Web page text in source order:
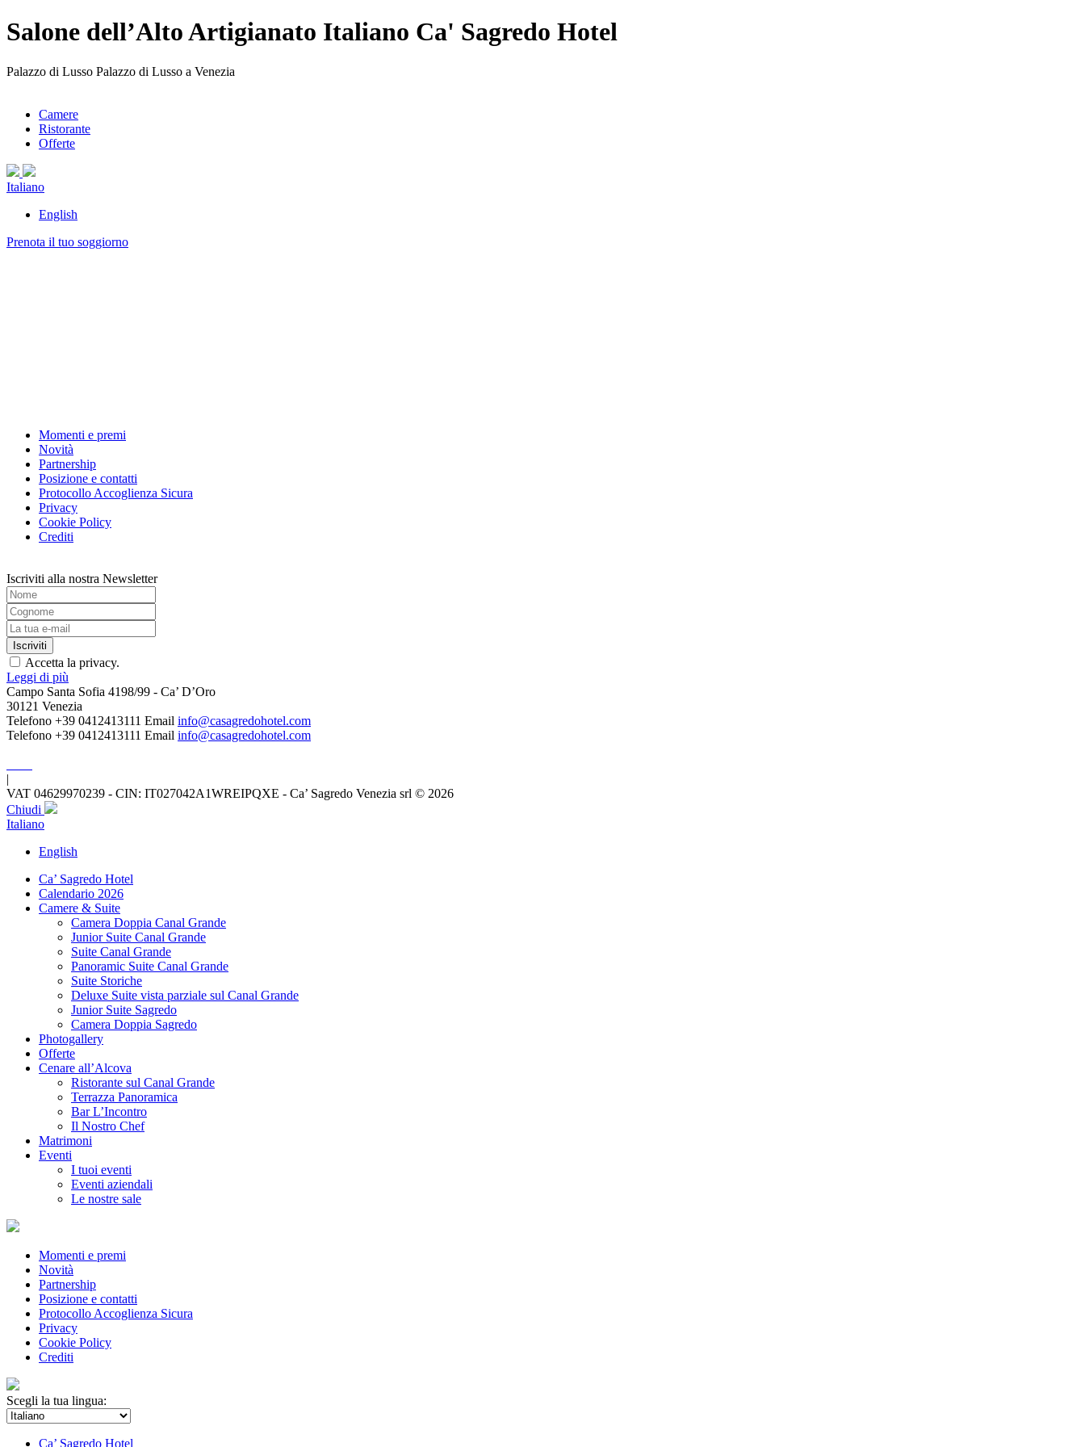
Salone dell’Alto Artigianato Italiano Ca' Sagredo Hotel
Palazzo di Lusso Palazzo di Lusso a Venezia
Camere
Ristorante
Offerte
Italiano
English
Prenota il tuo soggiorno
Momenti e premi
Novità
Partnership
Posizione e contatti
Protocollo Accoglienza Sicura
Privacy
Cookie Policy
Crediti
Iscriviti alla nostra Newsletter
Accetta la privacy.
Leggi di più
Campo Santa Sofia 4198/99 - Ca’ D’Oro
30121 Venezia
Telefono +39 0412413111 Email info@casagredohotel.com
Telefono +39 0412413111 Email info@casagredohotel.com
|
VAT 04629970239 - CIN: IT027042A1WREIPQXE - Ca’ Sagredo Venezia srl © 2026
Chiudi
Italiano
English
Ca’ Sagredo Hotel
Calendario 2026
Camere & Suite
Camera Doppia Canal Grande
Junior Suite Canal Grande
Suite Canal Grande
Panoramic Suite Canal Grande
Suite Storiche
Deluxe Suite vista parziale sul Canal Grande
Junior Suite Sagredo
Camera Doppia Sagredo
Photogallery
Offerte
Cenare all’Alcova
Ristorante sul Canal Grande
Terrazza Panoramica
Bar L’Incontro
Il Nostro Chef
Matrimoni
Eventi
I tuoi eventi
Eventi aziendali
Le nostre sale
Momenti e premi
Novità
Partnership
Posizione e contatti
Protocollo Accoglienza Sicura
Privacy
Cookie Policy
Crediti
Scegli la tua lingua:
Ca’ Sagredo Hotel